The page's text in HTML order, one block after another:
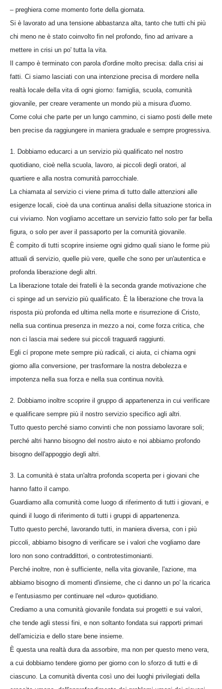
– preghiera come momento forte della giornata.
Si è lavorato ad una tensione abbastanza alta, tanto che tutti chi più
chi meno ne è stato coinvolto fin nel profondo, fino ad arrivare a
mettere in crisi un po' tutta la vita.
Il campo è terminato con parola d'ordine molto precisa: dalla crisi ai
fatti. Ci siamo lasciati con una intenzione precisa di mordere nella
realtà locale della vita di ogni giorno: famiglia, scuola, comunità
giovanile, per creare veramente un mondo più a misura d'uomo.
Come colui che parte per un lungo cammino, ci siamo posti delle mete
ben precise da raggiungere in maniera graduale e sempre progressiva.
1. Dobbiamo educarci a un servizio più qualificato nel nostro
quotidiano, cioè nella scuola, lavoro, ai piccoli degli oratori, al
quartiere e alla nostra comunità parrocchiale.
La chiamata al servizio ci viene prima di tutto dalle attenzioni alle
esigenze locali, cioè da una continua analisi della situazione storica in
cui viviamo. Non vogliamo accettare un servizio fatto solo per far bella
figura, o solo per aver il passaporto per la comunità giovanile.
È compito di tutti scoprire insieme ogni gidrno quali siano le forme più
attuali di servizio, quelle più vere, quelle che sono per un'autentica e
profonda liberazione degli altri.
La liberazione totale dei fratelli è la seconda grande motivazione che
ci spinge ad un servizio più qualificato. È la liberazione che trova la
risposta più profonda ed ultima nella morte e risurrezione di Cristo,
nella sua continua presenza in mezzo a noi, come forza critica, che
non ci lascia mai sedere sui piccoli traguardi raggiunti.
Egli cí propone mete sempre più radicali, ci aiuta, ci chiama ogni
giorno alla conversione, per trasformare la nostra debolezza e
impotenza nella sua forza e nella sua continua novità.
2. Dobbiamo inoltre scoprire il gruppo di appartenenza in cui verificare
e qualificare sempre più il nostro servizio specifico agli altri.
Tutto questo perché siamo convinti che non possiamo lavorare soli;
perché altri hanno bisogno del nostro aiuto e noi abbiamo profondo
bisogno dell'appoggio degli altri.
3. La comunità è stata un'altra profonda scoperta per i giovani che
hanno fatto il campo.
Guardiamo alla comunità come luogo di riferimento di tutti i giovani, e
quindi il luogo di riferimento di tutti i gruppi di appartenenza.
Tutto questo perché, lavorando tutti, in maniera diversa, con i più
piccoli, abbiamo bisogno di verificare se i valori che vogliamo dare
loro non sono contraddittori, o controtestimonianti.
Perché inoltre, non è sufficiente, nella vita giovanile, l'azione, ma
abbiamo bisogno di momenti d'insieme, che ci danno un po' la ricarica
e l'entusiasmo per continuare nel «duro» quotidiano.
Crediamo a una comunità giovanile fondata sui progetti e sui valori,
che tende agli stessi fini, e non soltanto fondata sui rapporti primari
dell'amicizia e dello stare bene insieme.
È questa una realtà dura da assorbire, ma non per questo meno vera,
a cui dobbiamo tendere giorno per giorno con lo sforzo di tutti e di
ciascuno. La comunità diventa così uno dei luoghi privilegiati della